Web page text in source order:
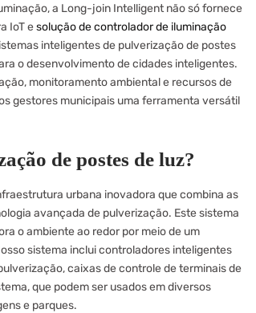
a Long-join Intelligent não só fornece
IoT esolução de controlador de iluminação
inteligentes de pulverização de postes
o desenvolvimento de cidades inteligentes.
monitoramento ambiental e recursos de
gestores municipais uma ferramenta versátil
de postes de luz?
urbana inovadora que combina as
avançada de pulverização. Este sistema
o ambiente ao redor por meio de um
sistema inclui controladores inteligentes
caixas de controle de terminais de
que podem ser usados em diversos
e parques.